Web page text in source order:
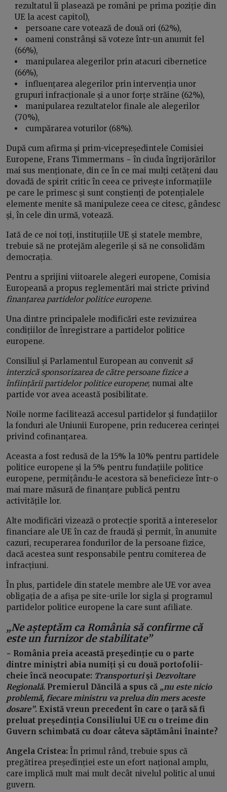
rezultatul îi plasează pe români pe prima poziție din
UE la acest capitol),
persoane care votează de două ori (62%),
oameni constrânși să voteze într-un anumit fel
(66%),
manipularea alegerilor prin atacuri cibernetice
(66%),
influențarea alegerilor prin intervenția unor
grupuri infracționale și a unor forțe străine (62%),
manipularea rezultatelor finale ale alegerilor
(70%),
cumpărarea voturilor (68%).
După cum afirma și prim-vicepreședintele Comisiei
Europene, Frans Timmermans − în ciuda îngrijorărilor
mai sus menționate, din ce în ce mai mulți cetățeni dau
dovadă de spirit critic în ceea ce privește informațiile
pe care le primesc și sunt conștienți de potențialele
elemente menite să manipuleze ceea ce citesc, gândesc
și, în cele din urmă, votează.
Iată de ce noi toți, instituțiile UE și statele membre,
trebuie să ne protejăm alegerile și să ne consolidăm
democrația.
Pentru a sprijini viitoarele alegeri europene, Comisia
Europeană a propus reglementări mai stricte privind
finanțarea partidelor politice europene.
Una dintre principalele modificări este revizuirea
condițiilor de înregistrare a partidelor politice
europene.
Consiliul și Parlamentul European au convenit să
interzică sponsorizarea de către persoane fizice a
înființării partidelor politice europene; numai alte
partide vor avea această posibilitate.
Noile norme facilitează accesul partidelor și fundațiilor
la fonduri ale Uniunii Europene, prin reducerea cerinței
privind cofinanțarea.
Aceasta a fost redusă de la 15% la 10% pentru partidele
politice europene și la 5% pentru fundațiile politice
europene, permițându-le acestora să beneficieze într-o
mai mare măsură de finanțare publică pentru
activitățile lor.
Alte modificări vizează o protecție sporită a intereselor
financiare ale UE în caz de fraudă și permit, în anumite
cazuri, recuperarea fondurilor de la persoane fizice,
dacă acestea sunt responsabile pentru comiterea de
infracțiuni.
În plus, partidele din statele membre ale UE vor avea
obligația de a afișa pe site-urile lor sigla și programul
partidelor politice europene la care sunt afiliate.
„Ne așteptăm ca România să confirme că
este un furnizor de stabilitate”
− România preia această președinție cu o parte
dintre miniștri abia numiți și cu două portofolii-
cheie încă neocupate: Transporturiși Dezvoltare
Regională. Premierul Dăncilă a spus că „nu este nicio
problemă, fiecare ministru va prelua din mers aceste
dosare”. Există vreun precedent în care o țară să fi
preluat președinția Consiliului UE cu o treime din
Guvern schimbată cu doar câteva săptămâni înainte?
Angela Cristea: În primul rând, trebuie spus că
pregătirea președinției este un efort național amplu,
care implică mult mai mult decât nivelul politic al unui
guvern.